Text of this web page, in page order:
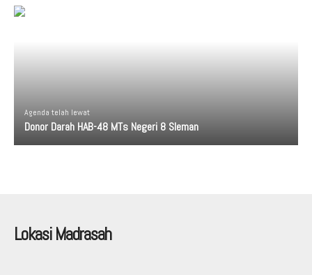
Agenda telah lewat
Donor Darah HAB-48 MTs Negeri 8 Sleman
Lokasi Madrasah